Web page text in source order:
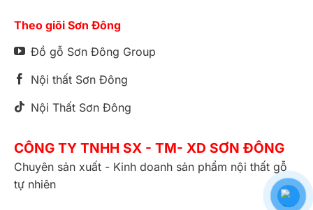
Theo giõi Sơn Đông
Đồ gỗ Sơn Đông Group
Nội thất Sơn Đông
Nội Thất Sơn Đông
CÔNG TY TNHH SX - TM- XD SƠN ĐÔNG
Chuyên sản xuất - Kinh doanh sản phẩm nội thất gỗ
tự nhiên